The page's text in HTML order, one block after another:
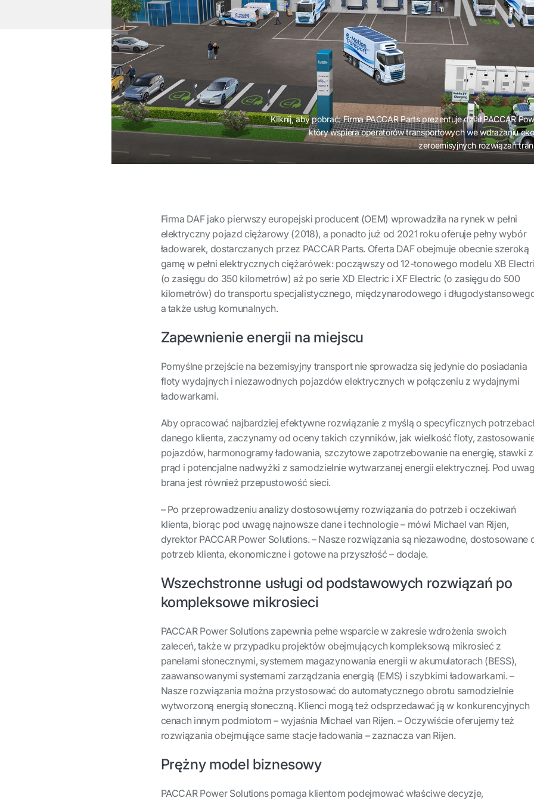
Kliknij, aby pobrać: Firma PACCAR Parts prezentuje dział PACCAR
który wspiera operatorów transportowych we wdrażaniu
zeroemisyjnych rozwiązań
Firma DAF jako pierwszy europejski producent (OEM) wprowadziła na rynek w pełni
elektryczny pojazd ciężarowy (2018), a ponadto już od 2021 roku oferuje pełny wybór
ładowarek, dostarczanych przez PACCAR Parts. Oferta DAF obejmuje obecnie szeroką
gamę w pełni elektrycznych ciężarówek: począwszy od 12-tonowego modelu XB
(o zasięgu do 350 kilometrów) aż po serie XD Electric i XF Electric (o zasięgu do 500
kilometrów) do transportu specjalistycznego, międzynarodowego i
a także usług komunalnych.
Zapewnienie energii na miejscu
Pomyślne przejście na bezemisyjny transport nie sprowadza się jedynie do posiadania
floty wydajnych i niezawodnych pojazdów elektrycznych w połączeniu z wydajnymi
ładowarkami.
Aby opracować najbardziej efektywne rozwiązanie z myślą o specyficznych
danego klienta, zaczynamy od oceny takich czynników, jak wielkość floty,
pojazdów, harmonogramy ładowania, szczytowe zapotrzebowanie na energię, stawki
prąd i potencjalne nadwyżki z samodzielnie wytwarzanej energii elektrycznej. Pod
brana jest również przepustowość sieci.
– Po przeprowadzeniu analizy dostosowujemy rozwiązania do potrzeb i oczekiwań
klienta, biorąc pod uwagę najnowsze dane i technologie – mówi Michael van Rijen,
dyrektor PACCAR Power Solutions. – Nasze rozwiązania są niezawodne, dostosowane
potrzeb klienta, ekonomiczne i gotowe na przyszłość – dodaje.
Wszechstronne usługi od podstawowych rozwiązań po
kompleksowe mikrosieci
PACCAR Power Solutions zapewnia pełne wsparcie w zakresie wdrożenia swoich
zaleceń, także w przypadku projektów obejmujących kompleksową mikrosieć z
panelami słonecznymi, systemem magazynowania energii w akumulatorach (BESS),
zaawansowanymi systemami zarządzania energią (EMS) i szybkimi ładowarkami. –
Nasze rozwiązania można przystosować do automatycznego obrotu samodzielnie
wytworzoną energią słoneczną. Klienci mogą też odsprzedawać ją w konkurencyjnych
cenach innym podmiotom – wyjaśnia Michael van Rijen. – Oczywiście oferujemy też
rozwiązania obejmujące same stacje ładowania – zaznacza van Rijen.
Prężny model biznesowy
PACCAR Power Solutions pomaga klientom podejmować właściwe decyzje,